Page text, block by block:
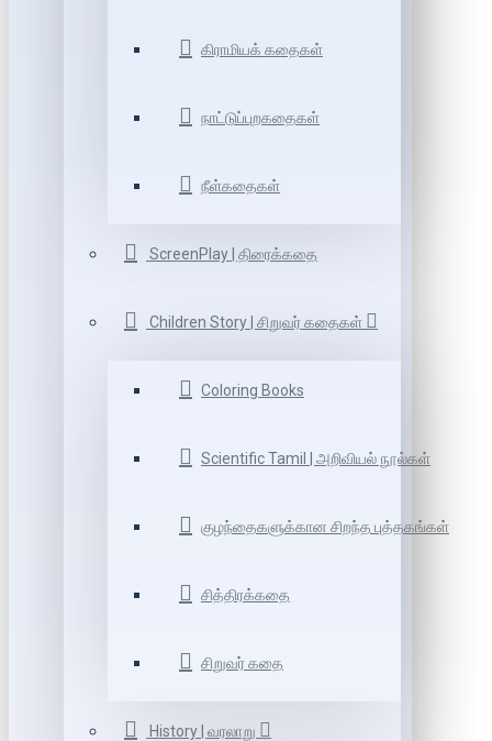
கிராமியக் கதைகள்
நாட்டுப்புறகதைகள்
நீள்கதைகள்
ScreenPlay | திரைக்கதை
Children Story | சிறுவர் கதைகள்
Coloring Books
Scientific Tamil | அறிவியல் நூல்கள்
குழந்தைகளுக்கான சிறந்த புத்தகங்கள்
சித்திரக்கதை
சிறுவர் கதை
History | வரலாறு